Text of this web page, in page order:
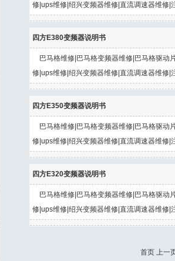
修|ups维修|绍兴变频器维修|直流调速器维修|
四方E380变频器说明书
巴马格维修|巴马格变频器维修|巴马格驱动
修|ups维修|绍兴变频器维修|直流调速器维修|
四方E350变频器说明书
巴马格维修|巴马格变频器维修|巴马格驱动
修|ups维修|绍兴变频器维修|直流调速器维修|
四方E320变频器说明书
巴马格维修|巴马格变频器维修|巴马格驱动
修|ups维修|绍兴变频器维修|直流调速器维修|
首页 上一